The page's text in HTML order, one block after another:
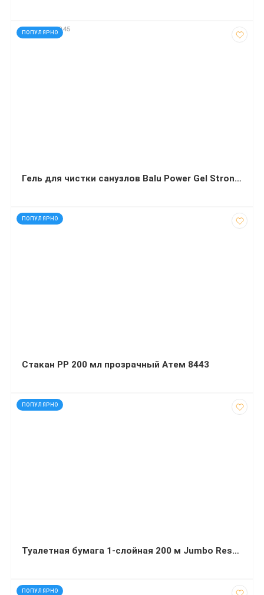
ПОПУЛЯРНО
код: 19040045
Гель для чистки санузлов Balu Power Gel Strong Хвоя 1 л
ПОПУЛЯРНО
код: 41328
Стакан РР 200 мл прозрачный Атем 8443
ПОПУЛЯРНО
код: 15012
Туалетная бумага 1-слойная 200 м Jumbo Restored
ПОПУЛЯРНО
код: 222